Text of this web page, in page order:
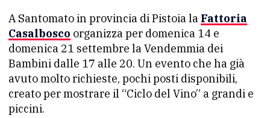
A Santomato in provincia di Pistoia la Fattoria
Casalbosco organizza per domenica 14 e
domenica 21 settembre la Vendemmia dei
Bambini dalle 17 alle 20. Un evento che ha già
avuto molto richieste, pochi posti disponibili,
creato per mostrare il “Ciclo del Vino” a grandi e
piccini.